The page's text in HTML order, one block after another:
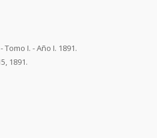
I. - Año I. 1891.
1891.